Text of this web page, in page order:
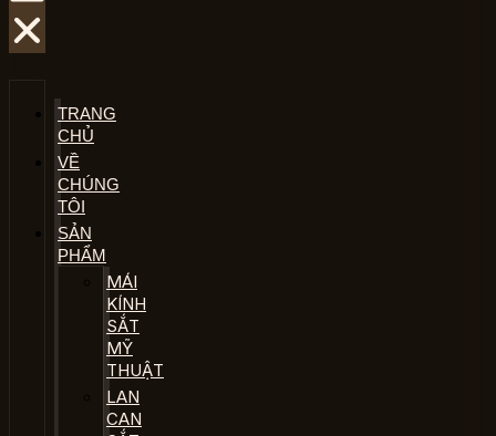
TRANG
CHỦ
VỀ
CHÚNG
TÔI
SẢN
PHẨM
MÁI
KÍNH
SẮT
MỸ
THUẬT
LAN
CAN